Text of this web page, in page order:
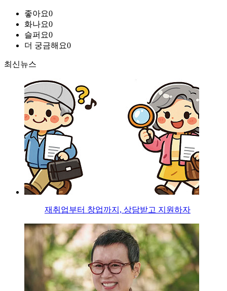
좋아요0
화나요0
슬퍼요0
더 궁금해요0
최신뉴스
재취업부터 창업까지, 상담받고 지원하자